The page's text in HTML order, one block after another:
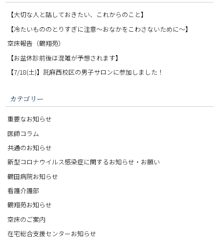
【大切な人と話しておきたい、これからのこと】
【冷たいもののとりすぎに注意〜おなかをこわさないために〜】
空床報告（鶴翔苑）
【お盆休診前後は混雑が予想されます】
【7/18(土)】託麻西校区の男子サロンに参加しました！
カテゴリー
重要なお知らせ
医師コラム
共通のお知らせ
新型コロナウイルス感染症に関するお知らせ・お願い
鶴田病院お知らせ
看護介護部
鶴翔苑お知らせ
空床のご案内
在宅総合支援センターお知らせ